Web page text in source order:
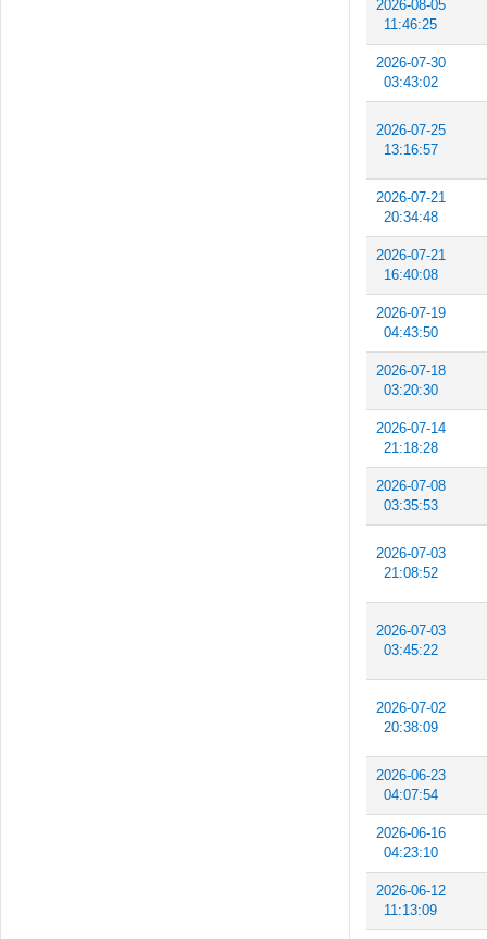
2026-08-05
11:46:25
2026-07-30
03:43:02
2026-07-25
13:16:57
2026-07-21
20:34:48
2026-07-21
16:40:08
2026-07-19
04:43:50
2026-07-18
03:20:30
2026-07-14
21:18:28
2026-07-08
03:35:53
2026-07-03
21:08:52
2026-07-03
03:45:22
2026-07-02
20:38:09
2026-06-23
04:07:54
2026-06-16
04:23:10
2026-06-12
11:13:09